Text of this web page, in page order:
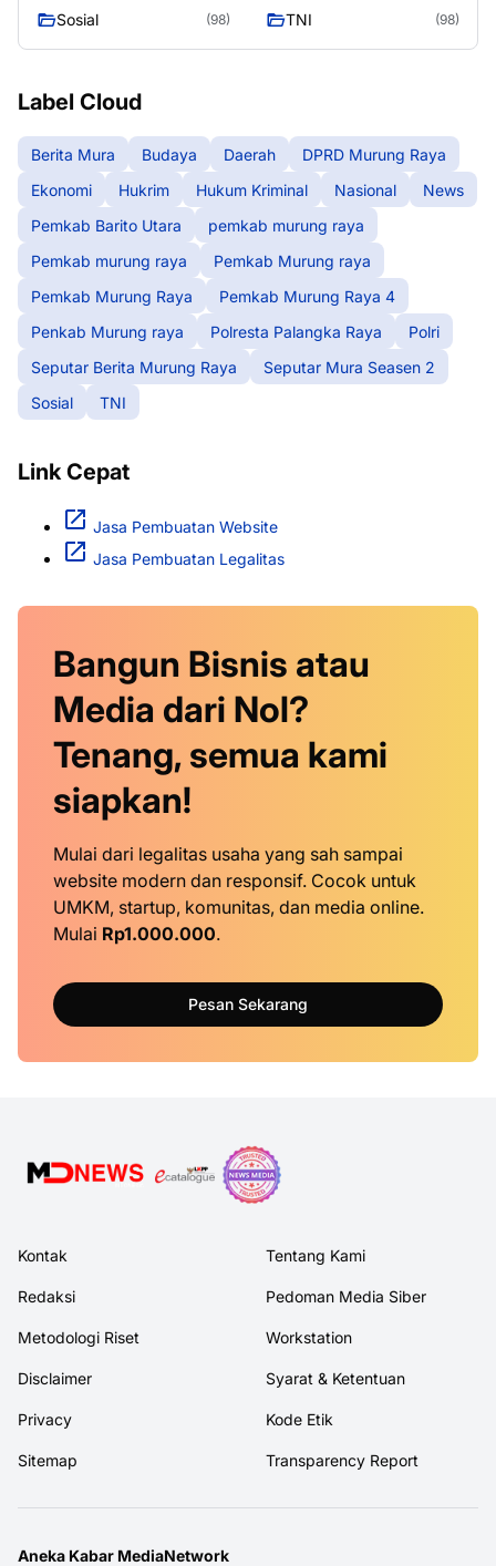
Sosial (98) TNI (98)
Label Cloud
Berita Mura Budaya Daerah
DPRD Murung Raya
Ekonomi
Hukrim Hukum Kriminal Nasional
News
Pemkab Barito Utara
pemkab murung raya
Pemkab murung raya
Pemkab Murung raya
Pemkab Murung Raya
Pemkab Murung Raya 4
Penkab Murung raya
Polresta Palangka Raya
Polri
Seputar Berita Murung Raya
Seputar Mura Seasen 2
Sosial
TNI
Link Cepat
Jasa Pembuatan Website
Jasa Pembuatan Legalitas
Bangun Bisnis atau
Media dari Nol?
Tenang, semua kami
siapkan!
Mulai dari legalitas usaha yang sah sampai
website modern dan responsif. Cocok untuk
UMKM, startup, komunitas, dan media online.
Mulai Rp1.000.000.
Pesan Sekarang
Kontak Tentang Kami
Redaksi Pedoman Media Siber
Metodologi Riset Workstation
Disclaimer Syarat & Ketentuan
Privacy Kode Etik
Sitemap Transparency Report
Aneka Kabar MediaNetwork